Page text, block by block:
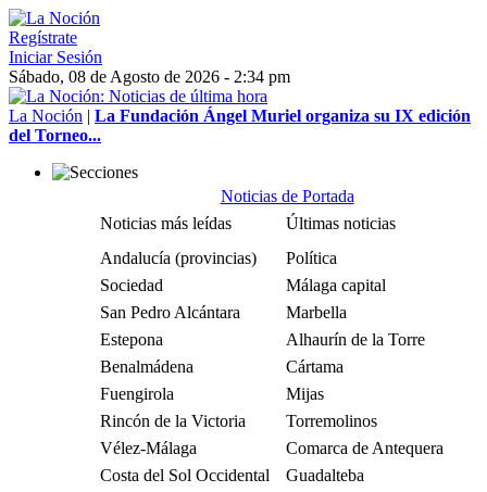
Regístrate
Iniciar Sesión
Sábado, 08 de Agosto de 2026 - 2:34 pm
La Noción | La Fundación Ángel Muriel organiza su IX edición
del Torneo...
Noticias de Portada
Noticias más leídas
Últimas noticias
Andalucía (provincias)
Política
Sociedad
Málaga capital
San Pedro Alcántara
Marbella
Estepona
Alhaurín de la Torre
Benalmádena
Cártama
Fuengirola
Mijas
Rincón de la Victoria
Torremolinos
Vélez-Málaga
Comarca de Antequera
Costa del Sol Occidental
Guadalteba